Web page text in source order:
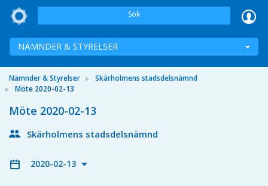
Sök
NÄMNDER & STYRELSER
Nämnder & Styrelser
Skärholmens stadsdelsnämnd
Möte 2020-02-13
Möte 2020-02-13
Skärholmens stadsdelsnämnd
2020-02-13